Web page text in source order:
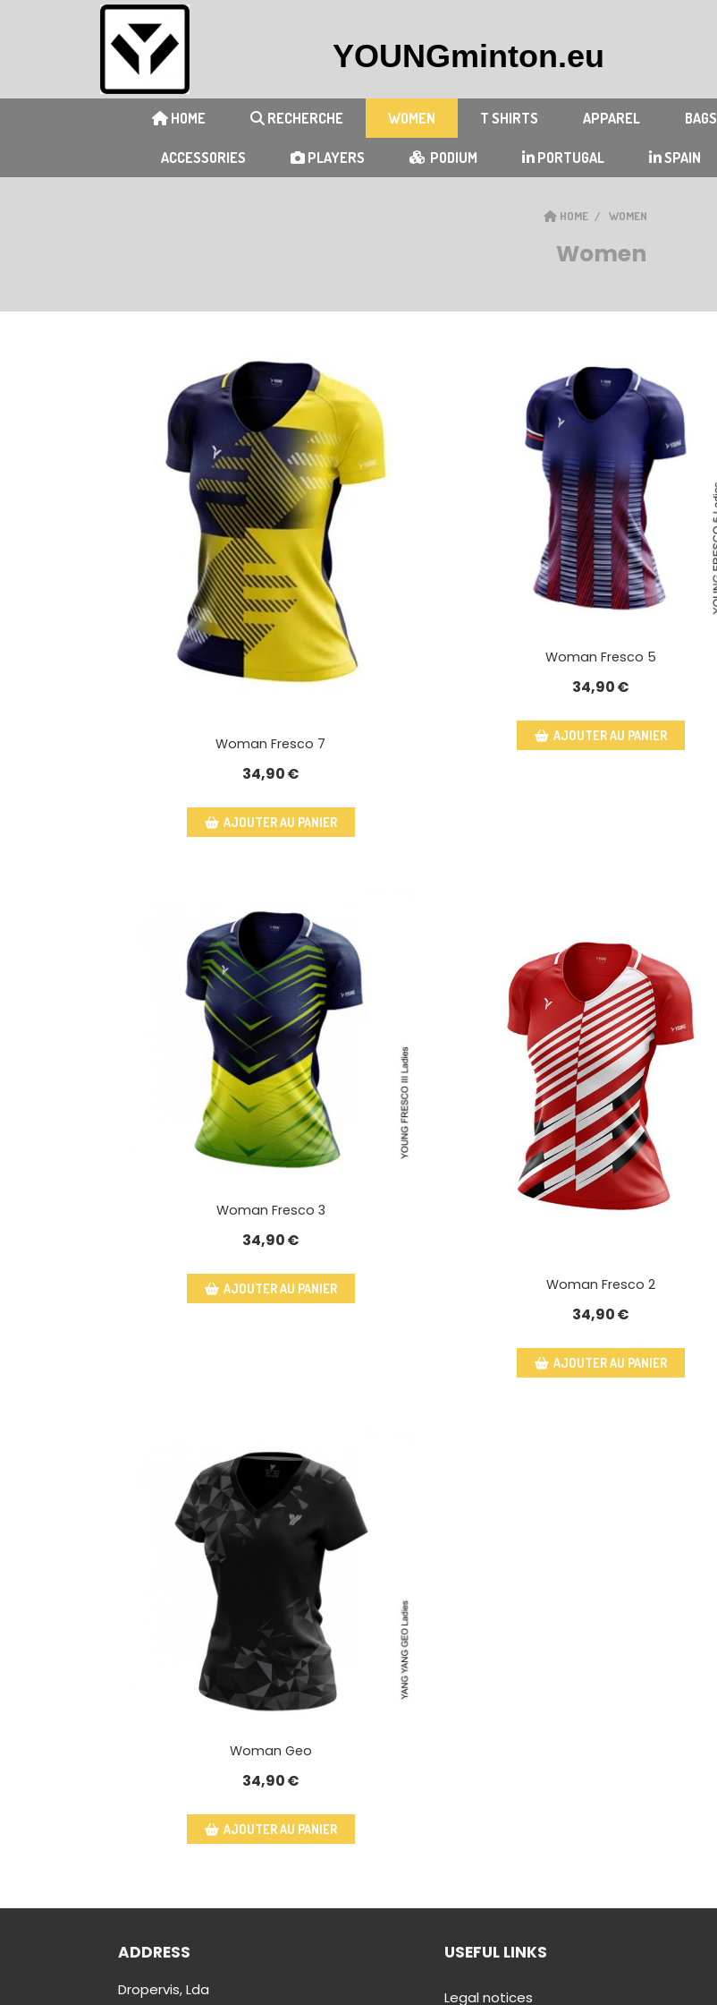
YOUNGminton.eu
HOME RECHERCHE WOMEN T SHIRTS APPAREL BAGS
ACCESSORIES PLAYERS PODIUM PORTUGAL SPAIN
HOME WOMEN
Women
Woman Fresco 7
34,90€
AJOUTER AU PANIER
Woman Fresco 5
34,90€
AJOUTER AU PANIER
Woman Fresco 3
34,90€
AJOUTER AU PANIER Woman Fresco 2
34,90€
AJOUTER AU PANIER
Woman Geo
34,90€
AJOUTER AU PANIER
ADDRESS
Dropervis, Lda
USEFUL LINKS
Legal notices